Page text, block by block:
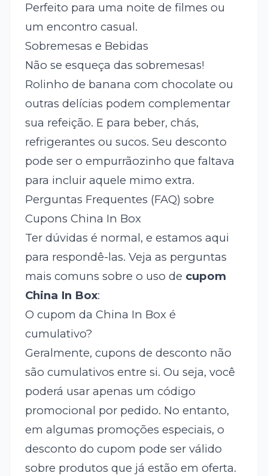
Perfeito para uma noite de filmes ou
um encontro casual.
Sobremesas e Bebidas
Não se esqueça das sobremesas!
Rolinho de banana com chocolate ou
outras delícias podem complementar
sua refeição. E para beber, chás,
refrigerantes ou sucos. Seu desconto
pode ser o empurrãozinho que faltava
para incluir aquele mimo extra.
Perguntas Frequentes (FAQ) sobre
Cupons China In Box
Ter dúvidas é normal, e estamos aqui
para respondê-las. Veja as perguntas
mais comuns sobre o uso de cupom
China In Box:
O cupom da China In Box é
cumulativo?
Geralmente, cupons de desconto não
são cumulativos entre si. Ou seja, você
poderá usar apenas um código
promocional por pedido. No entanto,
em algumas promoções especiais, o
desconto do cupom pode ser válido
sobre produtos que já estão em oferta.